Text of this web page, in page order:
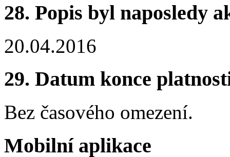
28. Popis byl naposledy
20.04.2016
29. Datum konce
Bez časového omezení.
Mobilní aplikace